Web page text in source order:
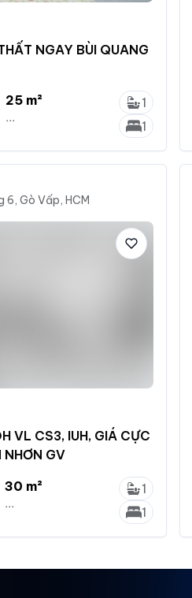
NGAY BÙI QUANG
25 m²
...
1
1
6, Gò Vấp, HCM
VL CS3, IUH, GIÁ CỰC
NHƠN GV
30 m²
...
1
1